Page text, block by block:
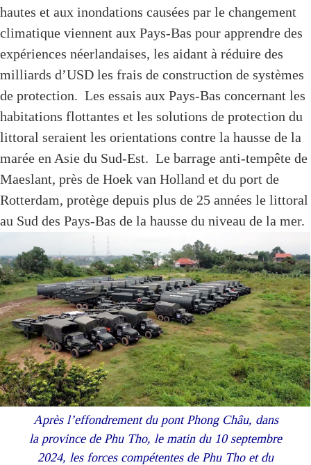
hautes et aux inondations causées par le changement
climatique viennent aux Pays-Bas pour apprendre des
expériences néerlandaises, les aidant à réduire des
milliards d’USD les frais de construction de systèmes
de protection. Les essais aux Pays-Bas concernant les
habitations flottantes et les solutions de protection du
littoral seraient les orientations contre la hausse de la
marée en Asie du Sud-Est. Le barrage anti-tempête de
Maeslant, près de Hoek van Holland et du port de
Rotterdam, protège depuis plus de 25 années le littoral
au Sud des Pays-Bas de la hausse du niveau de la mer.
Après l’effondrement du pont Phong Châu, dans
la province de Phu Tho, le matin du 10 septembre
2024, les forces compétentes de Phu Tho et du